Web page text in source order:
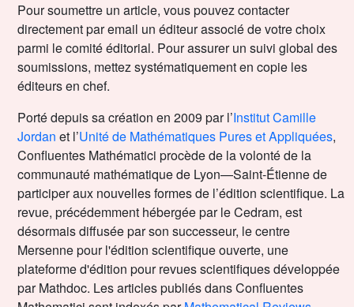
Pour soumettre un article, vous pouvez contacter
directement par email un éditeur associé de votre choix
parmi le comité éditorial. Pour assurer un suivi global des
soumissions, mettez systématiquement en copie les
éditeurs en chef.
Porté depuis sa création en 2009 par l’Institut Camille
Jordan et l’Unité de Mathématiques Pures et Appliquées,
Confluentes Mathématici procède de la volonté de la
communauté mathématique de Lyon—Saint-Étienne de
participer aux nouvelles formes de l’édition scientifique. La
revue, précédemment hébergée par le Cedram, est
désormais diffusée par son successeur, le centre
Mersenne pour l'édition scientifique ouverte, une
plateforme d'édition pour revues scientifiques développée
par Mathdoc. Les articles publiés dans Confluentes